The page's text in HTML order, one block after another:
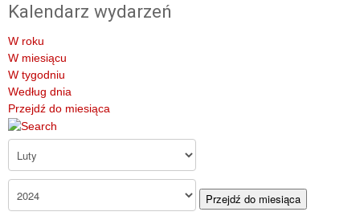
Kalendarz wydarzeń
W roku
W miesiącu
W tygodniu
Według dnia
Przejdź do miesiąca
Przejdź do miesiąca